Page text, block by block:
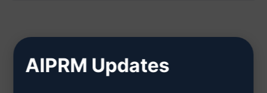
2단계: ChatGPT 계정 만들기
AIPRM Updates